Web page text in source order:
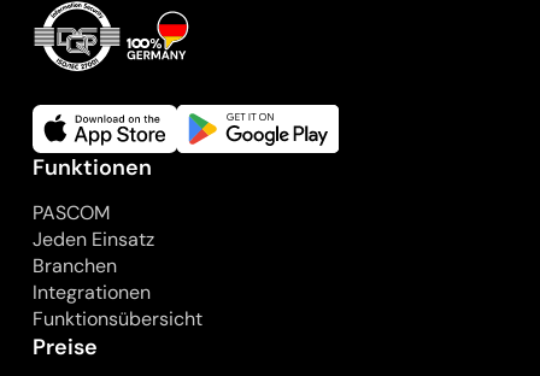
Funktionen
PASCOM
Jeden Einsatz
Branchen
Integrationen
Funktionsübersicht
Preise